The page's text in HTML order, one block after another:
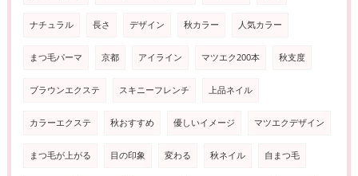
ナチュラル 長さ デザイン 秋カラー 人気カラー
まつ毛パーマ 京都 アイライン マツエク200本 秋支度
ブラウンエクステ スキニーフレンチ 上品ネイル
カラーエクステ 秋おすすめ 優しいイメージ マツエクデザイン
まつ毛が上がる 目の印象 変わる 秋ネイル 自まつ毛